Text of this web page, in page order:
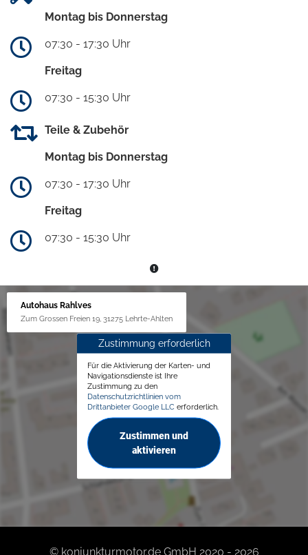
Montag bis Donnerstag
07:30 - 17:30 Uhr
Freitag
07:30 - 15:30 Uhr
Teile & Zubehör
Montag bis Donnerstag
07:30 - 17:30 Uhr
Freitag
07:30 - 15:30 Uhr
Autohaus Rahlves
Zum Grossen Freien 19, 31275 Lehrte-Ahlten
Zustimmung erforderlich
Für die Aktivierung der Karten- und
Navigationsdienste ist Ihre
Zustimmung zu den
Datenschutzrichtlinien vom
Drittanbieter Google LLC erforderlich.
Zustimmen und
aktivieren
© konjunkturmotor.de GmbH 2020 - 2026